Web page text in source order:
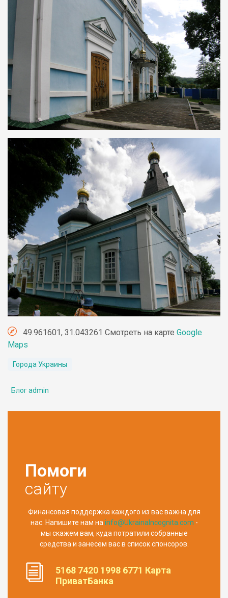
49.961601, 31.043261 Смотреть на карте Google
Maps
Города Украины
Блог admin
Помоги
сайту
Финансовая поддержка каждого из вас важна для
нас. Напишите нам на info@UkrainaIncognita.com -
мы скажем вам, куда потратили собранные
средства и занесем вас в список спонсоров.
5168 7420 1998 6771 Карта
ПриватБанка